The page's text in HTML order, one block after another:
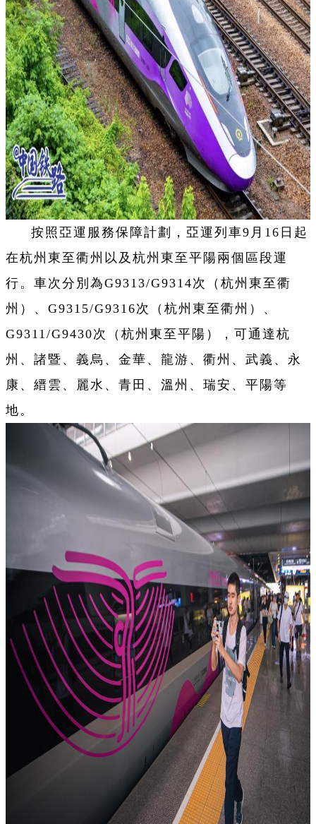
按照亞運服務保障計劃，亞運列車9月16日起
在杭州東至衢州以及杭州東至平陽兩個區段運
行。車次分別為G9313/G9314次（杭州東至衢
州）、G9315/G9316次（杭州東至衢州）、
G9311/G9430次（杭州東至平陽），可通達杭
州、諸暨、義烏、金華、龍游、衢州、武義、永
康、縉雲、麗水、青田、溫州、瑞安、平陽等
地。